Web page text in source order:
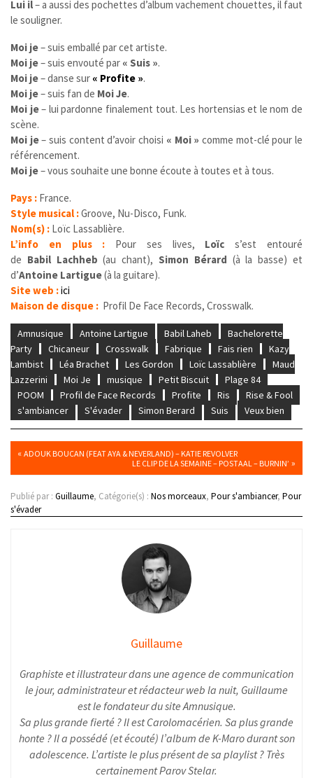
Lui il– a aussi des pochettes d’album vachement chouettes, il faut
le souligner.
Moi je– suis emballé par cet artiste.
Moi je– suis envouté par « Suis ».
Moi je– danse sur « Profite ».
Moi je– suis fan de Moi Je.
Moi je– lui pardonne finalement tout. Les hortensias et le nom de
scène.
Moi je– suis content d’avoir choisi « Moi » comme mot-clé pour le
référencement.
Moi je– vous souhaite une bonne écoute à toutes et à tous.
Pays : France.
Style musical :Groove, Nu-Disco, Funk.
Nom(s) : Loïc Lassablière.
L’info en plus : Pour ses lives, Loïc s’est entouré
de Babil Lachheb (au chant),Simon Bérard (à la basse) et
d’Antoine Lartigue(à la guitare).
Site web :ici
Maison de disque : Profil De Face Records, Crosswalk.
Amnusique Antoine Lartigue Babil Laheb
Bachelorette
Party
Chicaneur Crosswalk Fabrique Fais rien
Kazy
Lambist
Léa Brachet Les Gordon Loïc Lassablière
Maud
Lazzerini
Moi Je musique Petit Biscuit
Plage 84
POOM
Profil de Face Records Profite Ris
Rise & Fool
s'ambiancer
S'évader Simon Berard Suis Veux bien
« ADOUK BOUCAN (FEAT AYA & NEVERLAND) – KATIE REVOLVER
LE CLIP DE LA SEMAINE – POSTAAL – BURNIN’ »
Publié par : Guillaume, Catégorie(s) : Nos morceaux, Pour s'ambiancer, Pour
s'évader
Guillaume
Graphiste et illustrateur dans une agence de communication
le jour, administrateur et rédacteur web la nuit, Guillaume
est le fondateur du site Amnusique.
Sa plus grande fierté ? Il est Carolomacérien. Sa plus grande
honte ? Il a possédé (et écouté) l’album de K-Maro durant son
adolescence. L’artiste le plus présent de sa playlist ? Très
certainement Parov Stelar.